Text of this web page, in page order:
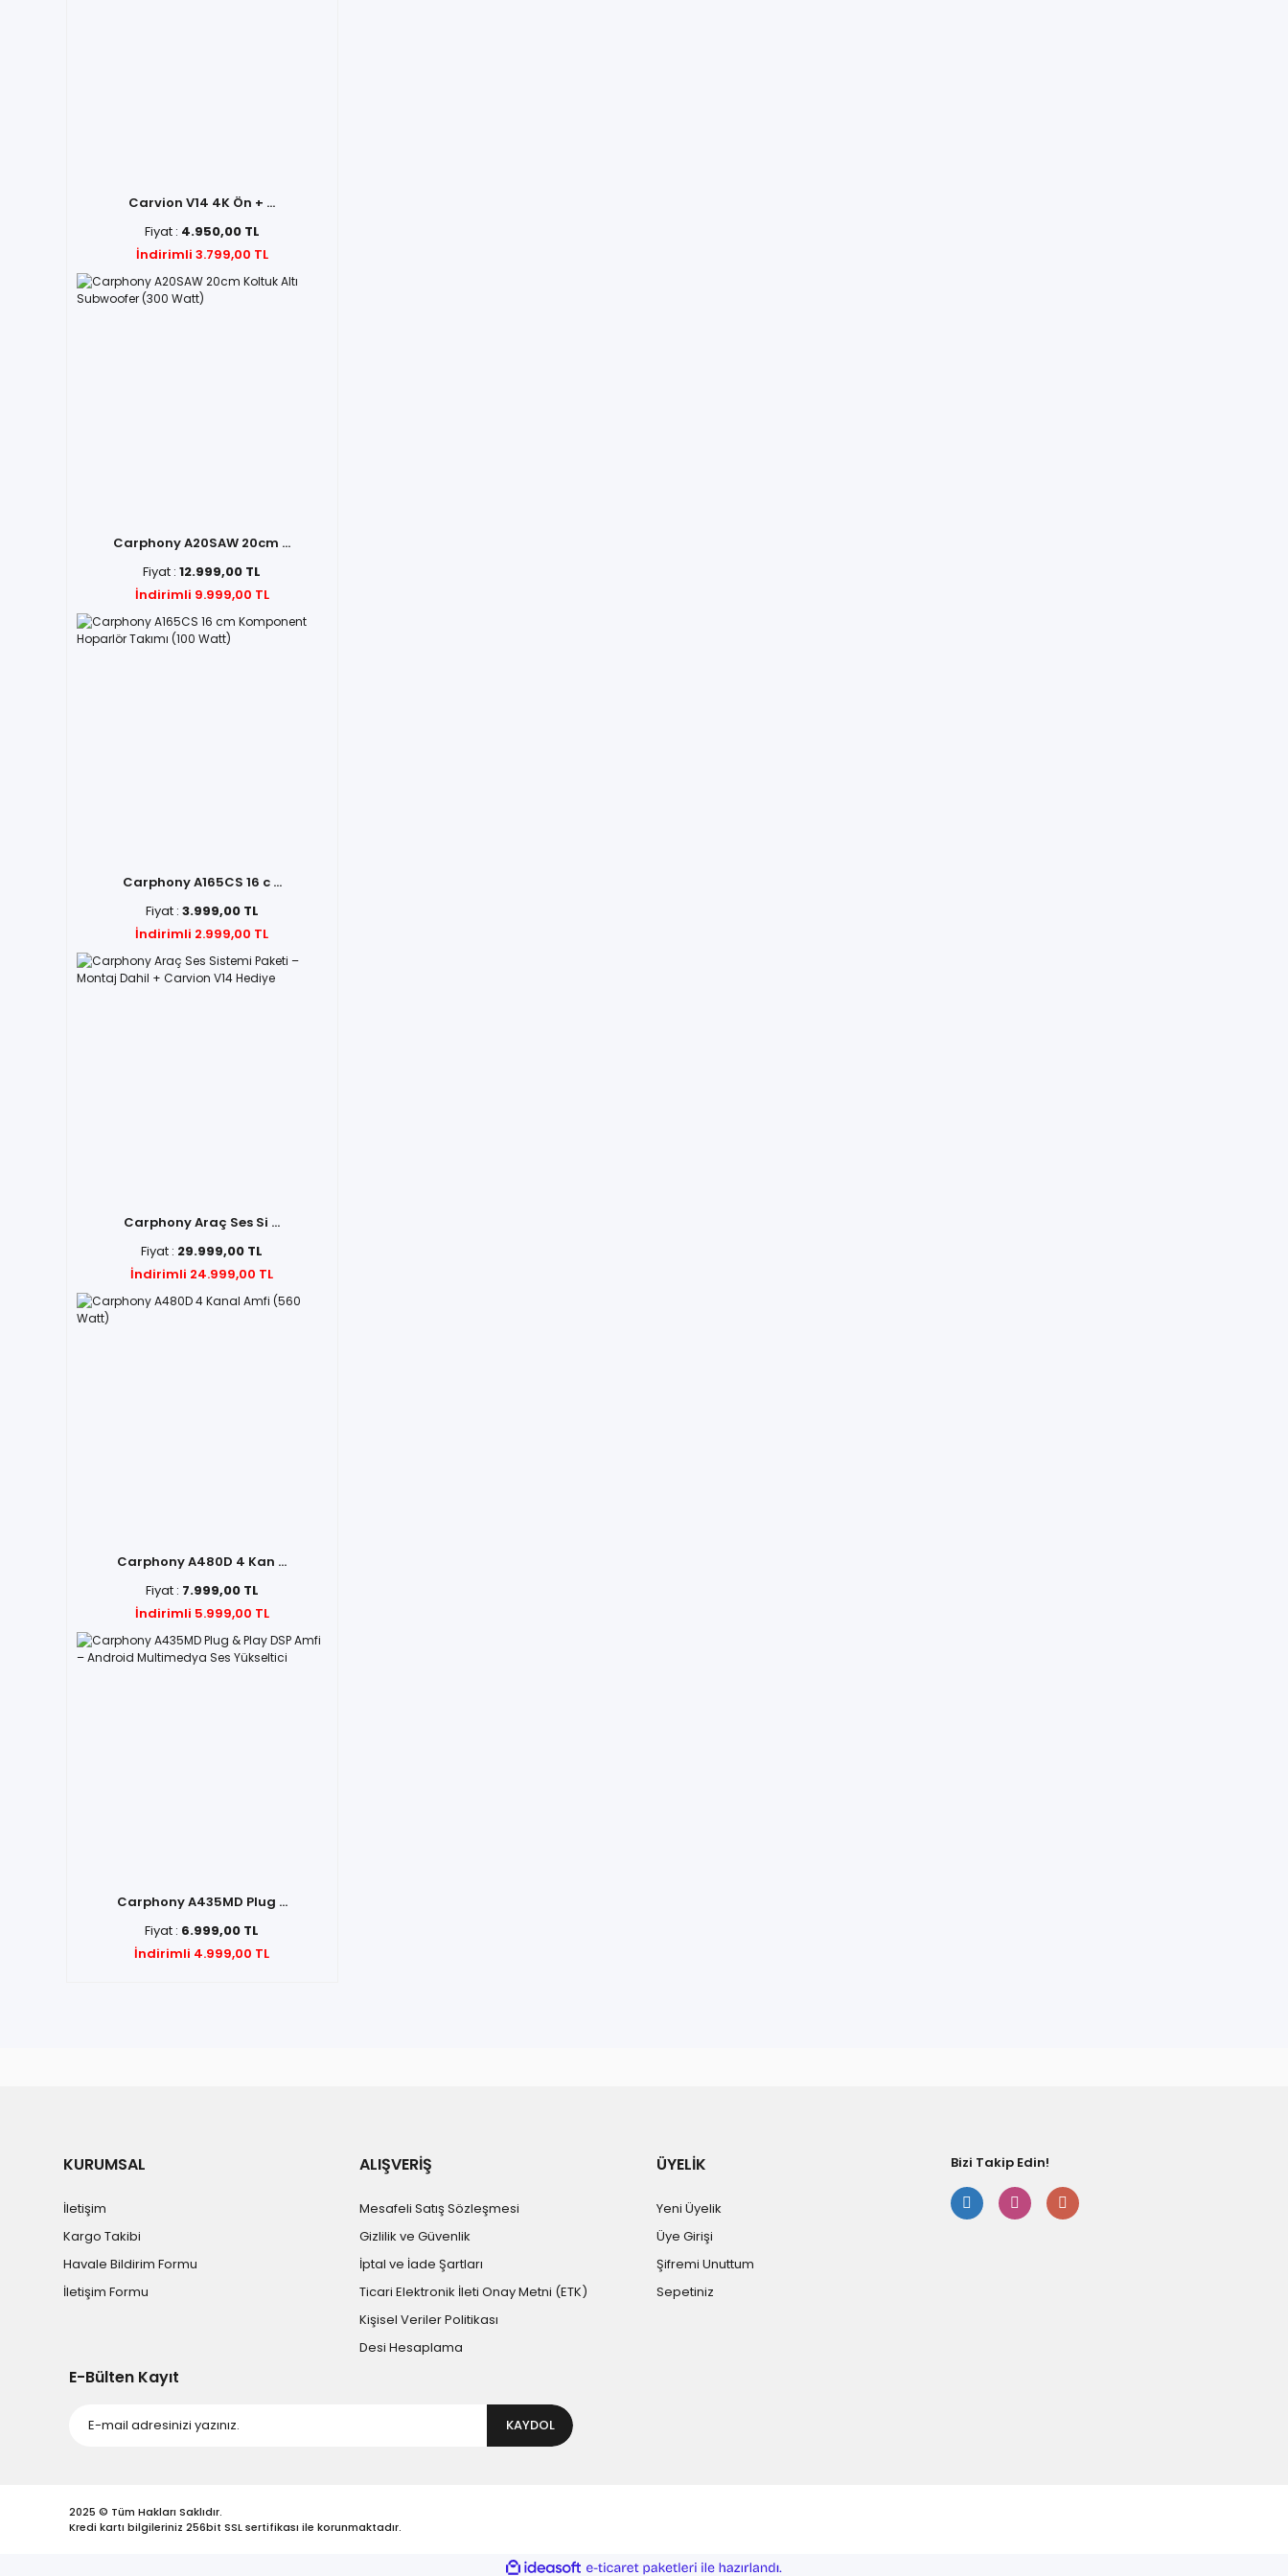
Carvion V14 4K Ön + ...
Fiyat : 4.950,00 TL
İndirimli 3.799,00 TL
Carphony A20SAW 20cm ...
Fiyat :12.999,00 TL
İndirimli 9.999,00 TL
Carphony A165CS 16 c ...
Fiyat : 3.999,00 TL
İndirimli 2.999,00 TL
Carphony Araç Ses Si ...
Fiyat : 29.999,00 TL
İndirimli 24.999,00 TL
Carphony A480D 4 Kan ...
Fiyat : 7.999,00 TL
İndirimli 5.999,00 TL
Carphony A435MD Plug ...
Fiyat : 6.999,00 TL
İndirimli 4.999,00 TL
KURUMSAL
İletişim
Kargo Takibi
Havale Bildirim Formu
İletişim Formu
ALIŞVERİŞ
Mesafeli Satış Sözleşmesi
Gizlilik ve Güvenlik
İptal ve İade Şartları
Ticari Elektronik İleti Onay Metni (ETK)
Kişisel Veriler Politikası
Desi Hesaplama
ÜYELİK
Yeni Üyelik
Üye Girişi
Şifremi Unuttum
Sepetiniz
Bizi Takip Edin!
E-Bülten Kayıt
KAYDOL
2025 © Tüm Hakları Saklıdır.
Kredi kartı bilgileriniz 256bit SSL sertifikası ile korunmaktadır.
ideasoft e-